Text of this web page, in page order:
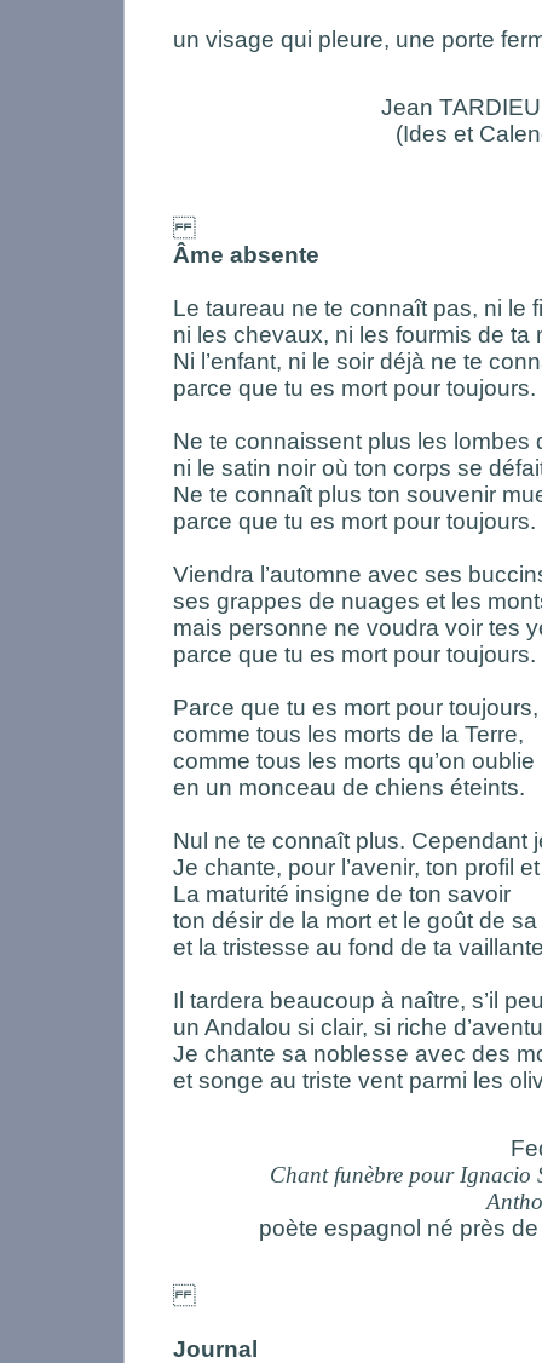
un visage qui pleure, une porte
Jean
(Ides et
Âme absente
Le taureau ne te connaît pas, ni le
ni les chevaux, ni les fourmis de ta
Ni l’enfant, ni le soir déjà ne te
parce que tu es mort pour toujours.
Ne te connaissent plus les lombes
ni le satin noir où ton corps se
Ne te connaît plus ton souvenir
parce que tu es mort pour toujours.
Viendra l’automne avec ses
ses grappes de nuages et les
mais personne ne voudra voir tes
parce que tu es mort pour toujours.
Parce que tu es mort pour toujours,
comme tous les morts de la Terre,
comme tous les morts qu’on oublie
en un monceau de chiens éteints.
Nul ne te connaît plus. Cependant
Je chante, pour l’avenir, ton profil
La maturité insigne de ton savoir
ton désir de la mort et le goût de
et la tristesse au fond de ta
Il tardera beaucoup à naître, s’il
un Andalou si clair, si riche
Je chante sa noblesse avec des
et songe au triste vent parmi les
Chant funèbre pour Ignacio
poète espagnol né près
Journal